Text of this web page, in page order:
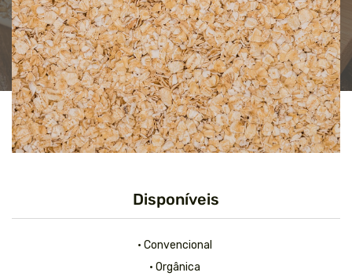
Disponíveis
• Convencional
• Orgânica